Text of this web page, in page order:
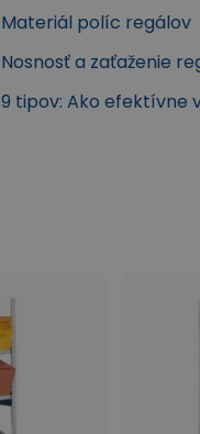
Materiál políc regálov
Nosnosť a zaťaženie
9 tipov: Ako efektívne